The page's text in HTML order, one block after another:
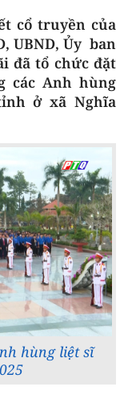
cổ truyền của
UBND, Ủy ban
đã tổ chức đặt
các Anh hùng
ở xã Nghĩa
hùng liệt sĩ